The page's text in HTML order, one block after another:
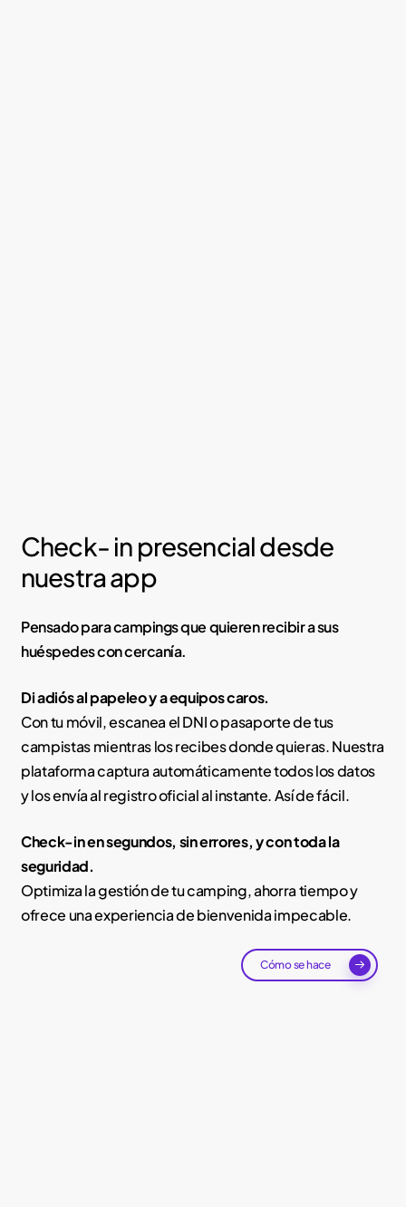
Check- in presencial desde
nuestra app
Pensado para campings que quieren recibir a sus
huéspedes con cercanía.
Di adiós al papeleo y a equipos caros.
Con tu móvil, escanea el DNI o pasaporte de tus
campistas mientras los recibes donde quieras. Nuestra
plataforma captura automáticamente todos los datos
y los envía al registro oficial al instante. Así de fácil.
Check-in en segundos, sin errores, y con toda la
seguridad.
Optimiza la gestión de tu camping, ahorra tiempo y
ofrece una experiencia de bienvenida impecable.
Cómo se hace